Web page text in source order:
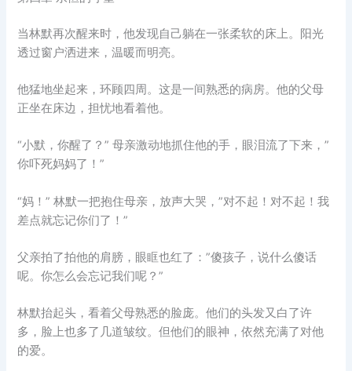
当林默再次醒来时，他发现自己躺在一张柔软的床上。阳光
透过窗户洒进来，温暖而明亮。
他猛地坐起来，环顾四周。这是一间熟悉的病房。他的父母
正坐在床边，担忧地看着他。
“小默，你醒了？” 母亲激动地抓住他的手，眼泪流了下来，”
你吓死妈妈了！”
“妈！” 林默一把抱住母亲，放声大哭，”对不起！对不起！我
差点就忘记你们了！”
父亲拍了拍他的肩膀，眼眶也红了：”傻孩子，说什么傻话
呢。你怎么会忘记我们呢？”
林默抬起头，看着父母熟悉的脸庞。他们的头发又白了许
多，脸上也多了几道皱纹。但他们的眼神，依然充满了对他
的爱。